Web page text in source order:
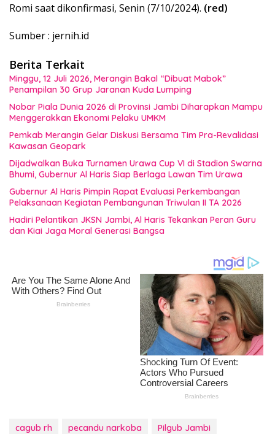
Romi saat dikonfirmasi, Senin (7/10/2024). (red)
Sumber : jernih.id
Berita Terkait
Minggu, 12 Juli 2026, Merangin Bakal “Dibuat Mabok”
Penampilan 30 Grup Jaranan Kuda Lumping
Nobar Piala Dunia 2026 di Provinsi Jambi Diharapkan Mampu
Menggerakkan Ekonomi Pelaku UMKM
Pemkab Merangin Gelar Diskusi Bersama Tim Pra-Revalidasi
Kawasan Geopark
Dijadwalkan Buka Turnamen Urawa Cup VI di Stadion Swarna
Bhumi, Gubernur Al Haris Siap Berlaga Lawan Tim Urawa
Gubernur Al Haris Pimpin Rapat Evaluasi Perkembangan
Pelaksanaan Kegiatan Pembangunan Triwulan II TA 2026
Hadiri Pelantikan JKSN Jambi, Al Haris Tekankan Peran Guru
dan Kiai Jaga Moral Generasi Bangsa
cagub rh pecandu narkoba
Pilgub Jambi